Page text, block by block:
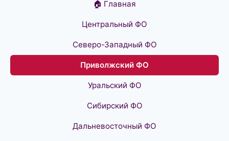
🏠 Главная
Центральный ФО
Северо-Западный ФО
Приволжский ФО
Уральский ФО
Сибирский ФО
Дальневосточный ФО